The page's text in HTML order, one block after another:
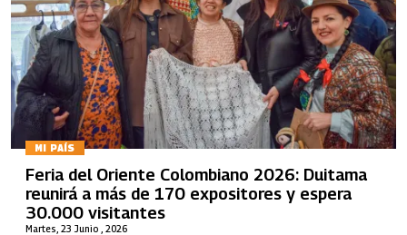
MI PAÍS
Martes, 23 Junio , 2026
Feria del Oriente Colombiano 2026: Duitama
reunirá a más de 170 expositores y espera
30.000 visitantes